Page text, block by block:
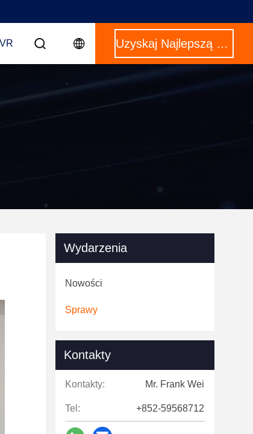
Uzyskaj Najlepszą Cenę
Wydarzenia
Nowości
Sprawy
Kontakty
Kontakty: Mr. Frank Wei
Tel: +852-59568712